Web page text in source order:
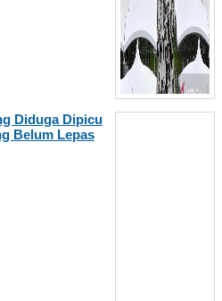
Diduga Dipicu
Belum Lepas